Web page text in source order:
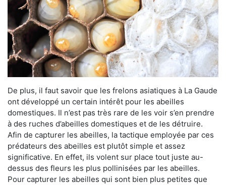
De plus, il faut savoir que les frelons asiatiques à La Gaude
ont développé un certain intérêt pour les abeilles
domestiques. Il n’est pas très rare de les voir s’en prendre
à des ruches d’abeilles domestiques et de les détruire.
Afin de capturer les abeilles, la tactique employée par ces
prédateurs des abeilles est plutôt simple et assez
significative. En effet, ils volent sur place tout juste au-
dessus des fleurs les plus pollinisées par les abeilles.
Pour capturer les abeilles qui sont bien plus petites que